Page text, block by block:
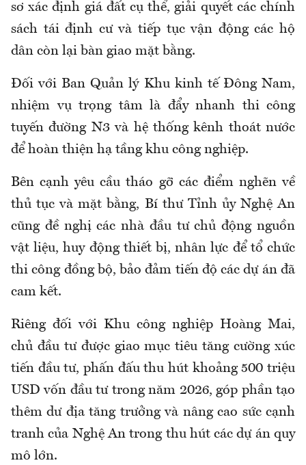
sơ xác định giá đất cụ thể, giải quyết các chính
sách tái định cư và tiếp tục vận động các hộ
dân còn lại bàn giao mặt bằng.
Đối với Ban Quản lý Khu kinh tế Đông Nam,
nhiệm vụ trọng tâm là đẩy nhanh thi công
tuyến đường N3 và hệ thống kênh thoát nước
để hoàn thiện hạ tầng khu công nghiệp.
Bên cạnh yêu cầu tháo gỡ các điểm nghẽn về
thủ tục và mặt bằng, Bí thư Tỉnh ủy Nghệ An
cũng đề nghị các nhà đầu tư chủ động nguồn
vật liệu, huy động thiết bị, nhân lực để tổ chức
thi công đồng bộ, bảo đảm tiến độ các dự án đã
cam kết.
Riêng đối với Khu công nghiệp Hoàng Mai,
chủ đầu tư được giao mục tiêu tăng cường xúc
tiến đầu tư, phấn đấu thu hút khoảng 500 triệu
USD vốn đầu tư trong năm 2026, góp phần tạo
thêm dư địa tăng trưởng và nâng cao sức cạnh
tranh của Nghệ An trong thu hút các dự án quy
mô lớn.